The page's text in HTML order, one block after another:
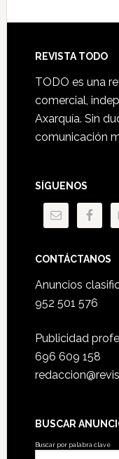
Footer
REVISTA TODO
TODO es una
comercial,
Axarquía. Sin
comunicación
SÍGUENOS
CONTÁCTANOS
Anuncios
952 501 576
Publicidad
696 609 158
BUSCAR
Buscar por palabra clave